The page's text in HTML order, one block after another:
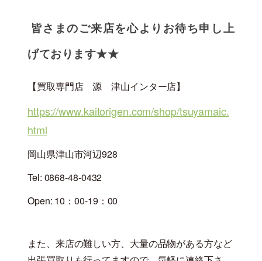
皆さまのご来店を心よりお待ち申し上
げております★★
【買取専門店 源 津山インター店】
https://www.kaitorigen.com/shop/tsuyamaic.
html
岡山県津山市河辺928
Tel: 0868-48-0432
Open: 10：00-19：00
また、来店の難しい方、大量の品物がある方など